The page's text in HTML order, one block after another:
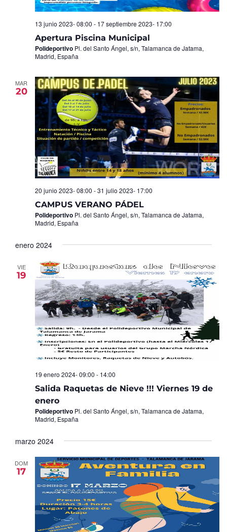
Apertura Piscina Municipal
13 junio 2023- 08:00 - 17 septiembre 2023- 17:00
Polideportivo Pl. del Santo Ángel, s/n, Talamanca de Jatama,
Madrid, España
MAR
20
CAMPUS VERANO PÁDEL
20 junio 2023- 08:00 -31 julio 2023- 17:00
Polideportivo Pl. del Santo Ángel, s/n, Talamanca de Jatama,
Madrid, España
enero 2024
VIE
19
Salida Raquetas de Nieve !!! Viernes 19 de
enero
19 enero 2024- 09:00 - 14:00
Polideportivo Pl. del Santo Ángel, s/n, Talamanca de Jatama,
Madrid, España
marzo 2024
DOM
17